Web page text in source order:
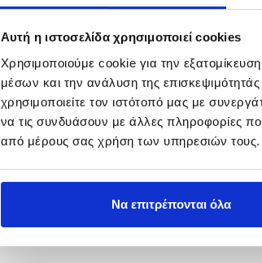
Αυτή η ιστοσελίδα χρησιμοποιεί cookies
Χρησιμοποιούμε cookie για την
μέσων και την ανάλυση της
χρησιμοποιείτε τον ιστότοπό μας με
να τις συνδυάσουν με άλλες πληροφορίες
από μέρους σας χρήση των υπηρεσιών τους.
Να επιτρέπονται όλα